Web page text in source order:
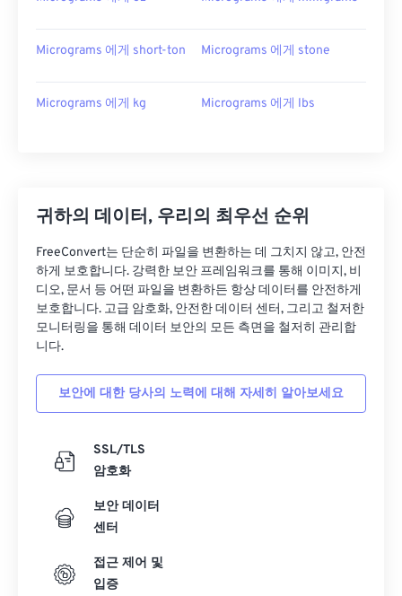
Micrograms 에게 short-ton Micrograms 에게 stone
Micrograms 에게 kg Micrograms 에게 lbs
귀하의 데이터, 우리의 최우선 순위
FreeConvert는 단순히 파일을 변환하는 데 그치지 않고, 안전
하게 보호합니다. 강력한 보안 프레임워크를 통해 이미지, 비
디오, 문서 등 어떤 파일을 변환하든 항상 데이터를 안전하게
보호합니다. 고급 암호화, 안전한 데이터 센터, 그리고 철저한
모니터링을 통해 데이터 보안의 모든 측면을 철저히 관리합
니다.
보안에 대한 당사의 노력에 대해 자세히 알아보세요
SSL/TLS
암호화
보안 데이터
센터
접근 제어 및
입증